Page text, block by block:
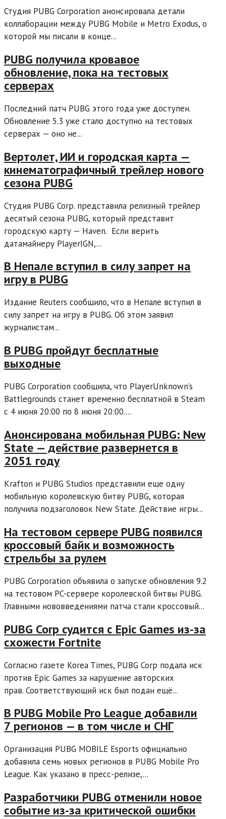
Студия PUBG Corporation анонсировала детали
коллаборации между PUBG Mobile и Metro Exodus, о
которой мы писали в конце...
PUBG получила кровавое
обновление, пока на тестовых
серверах
Последний патч PUBG этого года уже доступен.
Обновление 5.3 уже стало доступно на тестовых
серверах — оно не...
Вертолет, ИИ и городская карта —
кинематографичный трейлер нового
сезона PUBG
Студия PUBG Corp. представила релизный трейлер
десятый сезона PUBG, который представит
городскую карту — Haven. Если верить
датамайнеру PlayerIGN,...
В Непале вступил в силу запрет на
игру в PUBG
Издание Reuters сообщило, что в Непале вступил в
силу запрет на игру в PUBG. Об этом заявил
журналистам...
В PUBG пройдут бесплатные
выходные
PUBG Corporation сообщила, что PlayerUnknown’s
Battlegrounds станет временно бесплатной в Steam
с 4 июня 20:00 по 8 июня 20:00....
Анонсирована мобильная PUBG: New
State — действие развернется в
2051 году
Krafton и PUBG Studios представили еще одну
мобильную королевскую битву PUBG, которая
получила подзаголовок New State. Действие игры...
На тестовом сервере PUBG появился
кроссовый байк и возможность
стрельбы за рулем
PUBG Corporation объявила о запуске обновления 9.2
на тестовом PC-сервере королевской битвы PUBG.
Главными нововведениями патча стали кроссовый...
PUBG Corp судится с Epic Games из-за
схожести Fortnite
Согласно газете Korea Times, PUBG Corp подала иск
против Epic Games за нарушение авторских
прав. Соответствующий иск был подан ещё...
В PUBG Mobile Pro League добавили
7 регионов — в том числе и СНГ
Организация PUBG MOBILE Esports официально
добавила семь новых регионов в PUBG Mobile Pro
League. Как указано в пресс-релизе,...
Разработчики PUBG отменили новое
событие из-за критической ошибки